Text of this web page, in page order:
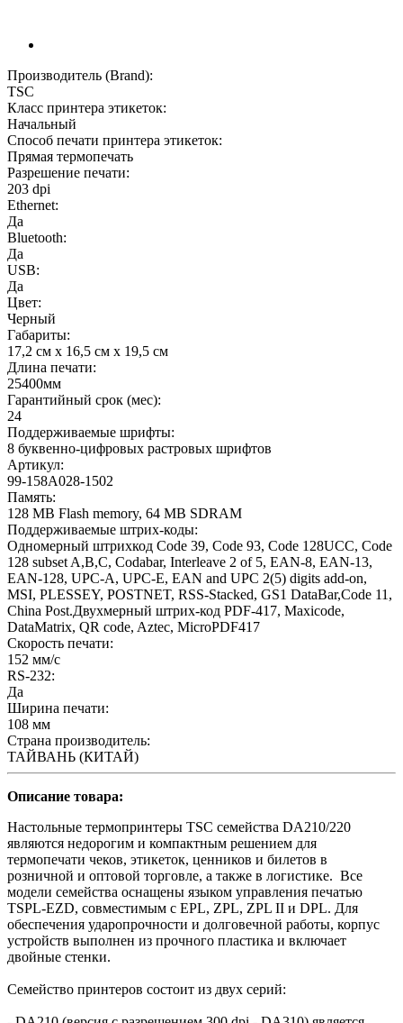
Производитель (Brand):
TSC
Класс принтера этикеток:
Начальный
Способ печати принтера этикеток:
Прямая термопечать
Разрешение печати:
203 dpi
Ethernet:
Да
Bluetooth:
Да
USB:
Да
Цвет:
Черный
Габариты:
17,2 см x 16,5 см x 19,5 см
Длина печати:
25400мм
Гарантийный срок (мес):
24
Поддерживаемые шрифты:
8 буквенно-цифровых растровых шрифтов
Артикул:
99-158A028-1502
Память:
128 MB Flash memory, 64 MB SDRAM
Поддерживаемые штрих-коды:
Одномерный штрихкод Code 39, Code 93, Code 128UCC, Code
128 subset A,B,C, Codabar, Interleave 2 of 5, EAN-8, EAN-13,
EAN-128, UPC-A, UPC-E, EAN and UPC 2(5) digits add-on,
MSI, PLESSEY, POSTNET, RSS-Stacked, GS1 DataBar,Code 11,
China Post.Двухмерный штрих-код PDF-417, Maxicode,
DataMatrix, QR code, Aztec, MicroPDF417
Скорость печати:
152 мм/с
RS-232:
Да
Ширина печати:
108 мм
Страна производитель:
ТАЙВАНЬ (КИТАЙ)
Описание товара:
Настольные термопринтеры TSC семейства DA210/220
являются недорогим и компактным решением для
термопечати чеков, этикеток, ценников и билетов в
розничной и оптовой торговле, а также в логистике. Все
модели семейства оснащены языком управления печатью
TSPL-EZD, совместимым с EPL, ZPL, ZPL II и DPL. Для
обеспечения ударопрочности и долговечной работы, корпус
устройств выполнен из прочного пластика и включает
двойные стенки.
Семейство принтеров состоит из двух серий: